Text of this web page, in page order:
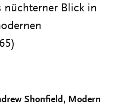
nüchterner Blick in
Shonfield, Modern